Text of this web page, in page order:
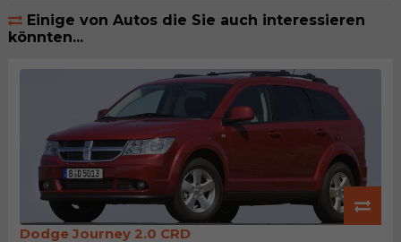
Einige von Autos die Sie auch interessieren
könnten...
Dodge Journey 2.0 CRD